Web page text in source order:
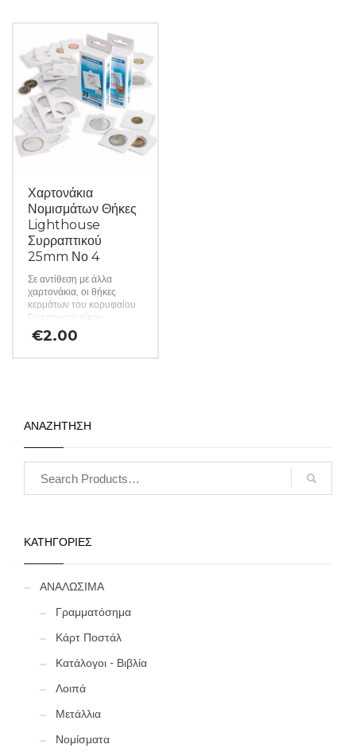
χάρη στη χρήση φιλμ που
δεν περιέχει βλαβερά
χημικά. Έτσι, ο συλλέκτης
είναι σίγουρος για την
αφάλεια των πολύτιμων
νομισμάτων του. Τα
χαρτονάκια προσφέρονται
χύμα σε πακέτα των 25
τεμαχίων και η
αναγραφόμενη τιμή αφορά
Χαρτονάκια
Νομισμάτων Θήκες
Lighthouse
Συρραπτικού
25mm Νο 4
Σε αντίθεση με άλλα
χαρτονάκια, οι θήκες
κερμάτων του κορυφαίου
Γερμανικού οίκου
Lighthouse
κατασκευάζονται από
δεν περιέχει βλαβερά
χημικά. Έτσι, ο συλλέκτης
είναι σίγουρος για την
χαρτονάκια προσφέρονται
χύμα σε πακέτα των 25
€2.00
ΑΝΑΖΗΤΗΣΗ
ΚΑΤΗΓΟΡΙΕΣ
ΑΝΑΛΩΣΙΜΑ
Γραμματόσημα
Κάρτ Ποστάλ
Κατάλογοι - Βιβλία
Λοιπά
Μετάλλια
Νομίσματα